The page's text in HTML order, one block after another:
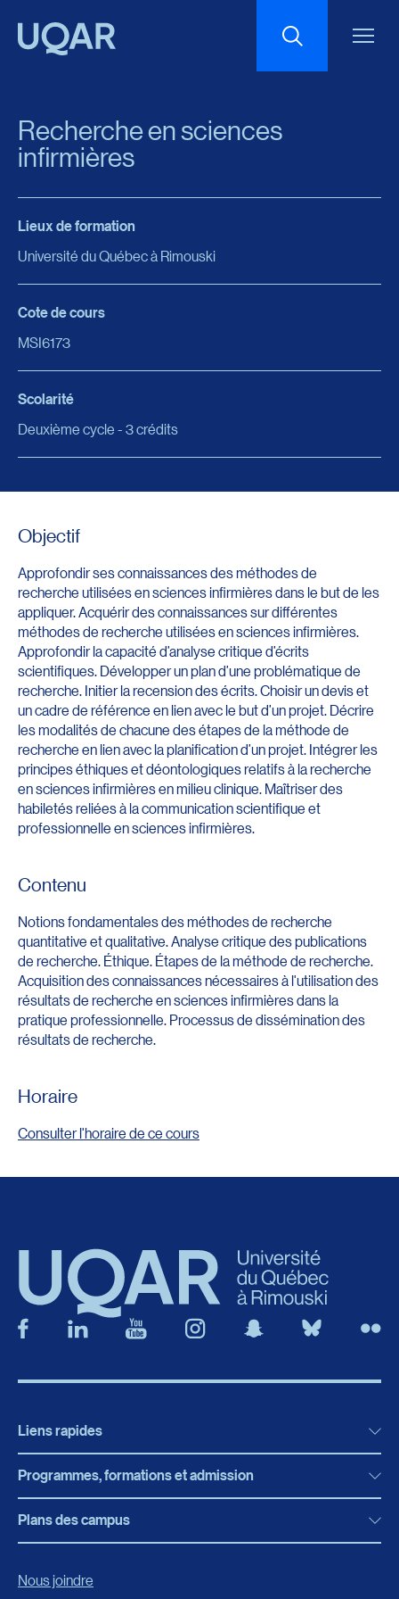
Interlignage du texte
Espacement du texte
Recherche en sciences
infirmières
Lieux de formation
Université du Québec à Rimouski
Cote de cours
MSI6173
Scolarité
Deuxième cycle - 3 crédits
Objectif
Approfondir ses connaissances des méthodes de
recherche utilisées en sciences infirmières dans le but de les
appliquer. Acquérir des connaissances sur différentes
méthodes de recherche utilisées en sciences infirmières.
Approfondir la capacité d’analyse critique d’écrits
scientifiques. Développer un plan d’une problématique de
recherche. Initier la recension des écrits. Choisir un devis et
un cadre de référence en lien avec le but d’un projet. Décrire
les modalités de chacune des étapes de la méthode de
recherche en lien avec la planification d’un projet. Intégrer les
principes éthiques et déontologiques relatifs à la recherche
en sciences infirmières en milieu clinique. Maîtriser des
habiletés reliées à la communication scientifique et
professionnelle en sciences infirmières.
Contenu
Notions fondamentales des méthodes de recherche
quantitative et qualitative. Analyse critique des publications
de recherche. Éthique. Étapes de la méthode de recherche.
Acquisition des connaissances nécessaires à l'utilisation des
résultats de recherche en sciences infirmières dans la
pratique professionnelle. Processus de dissémination des
résultats de recherche.
Horaire
Consulter l'horaire de ce cours
Liens rapides
Actualités
Bibliothèque
Boutique en ligne
Programmes, formations et admission
Programmes, formations et admission
Plans des campus
Nous joindre